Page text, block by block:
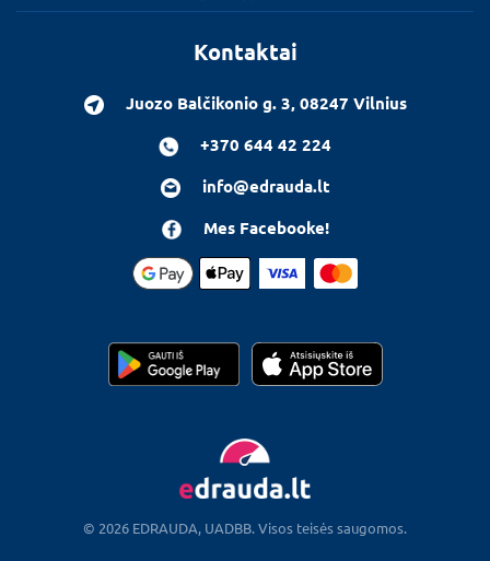
Kontaktai
Juozo Balčikonio g. 3, 08247 Vilnius
+370 644 42 224
info@edrauda.lt
Mes Facebooke!
© 2026 EDRAUDA, UADBB. Visos teisės saugomos.